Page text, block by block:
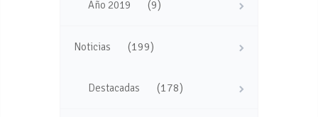
Año 2019 (9)
Noticias (199)
Destacadas (178)